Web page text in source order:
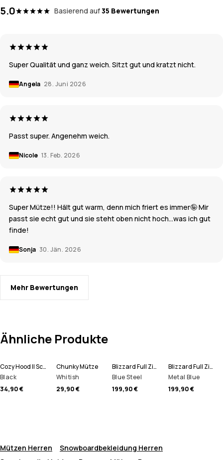
5.0 Basierend auf35 Bewertungen
Super Qualität und ganz weich. Sitzt gut und kratzt nicht.
Angela 28. Juni 2026
Passt super. Angenehm weich.
Nicole 13. Feb. 2026
Super Mütze!! Hält gut warm, denn mich friert es immer🤪 Mir
passt sie echt gut und sie steht oben nicht hoch…was ich gut
finde!
Sonja 30. Jän. 2026
Mehr Bewertungen
Ähnliche Produkte
Cozy Hood II Schlauchtuch
Black
34,90 €
Chunky Mütze
Whitish
29,90 €
Blizzard Full Zip Snowboardjacke Herren
Blue Steel
199,90 €
Blizzard Full Zip Skijacke Herren
Metal Blue
199,90 €
Mützen Herren
Snowboardbekleidung Herren